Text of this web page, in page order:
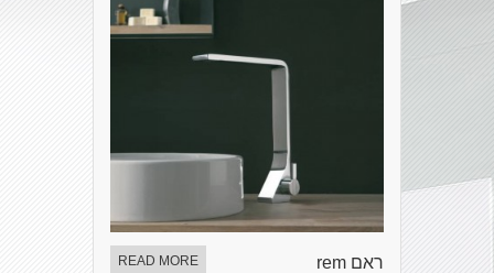
ראם rem READ MORE